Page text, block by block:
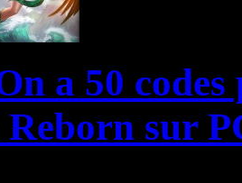
a 50
Reborn sur